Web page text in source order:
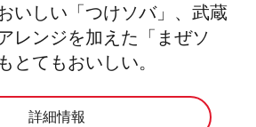
いしい「つけソバ」、武蔵
レンジを加えた「まぜソ
とてもおいしい。
詳細情報